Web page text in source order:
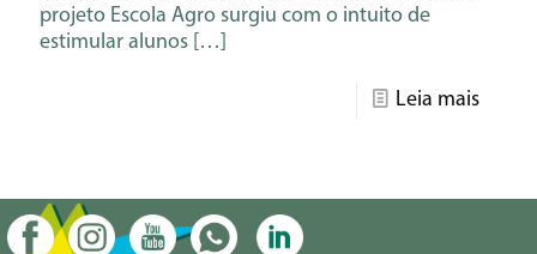
projeto Escola Agro surgiu com o intuito de
estimular alunos […]
Leia mais